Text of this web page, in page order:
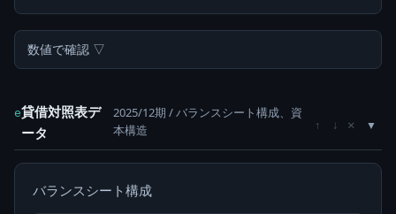
数値で確認 ▽
e貸借対照表デ
ータ
2025/12期 / バランスシート構成、資
本構造
↑ ↓ ×
バランスシート構成